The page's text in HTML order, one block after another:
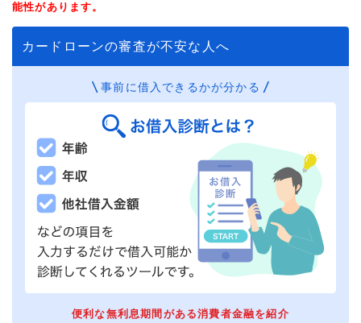
能性があります。
カードローンの審査が不安な人へ
事前に借入できるかが分かる
便利な無利息期間がある消費者金融を紹介